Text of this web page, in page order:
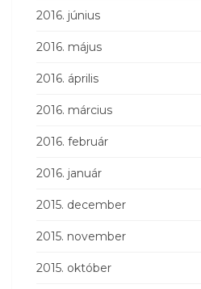
2016. június
2016. május
2016. április
2016. március
2016. február
2016. január
2015. december
2015. november
2015. október